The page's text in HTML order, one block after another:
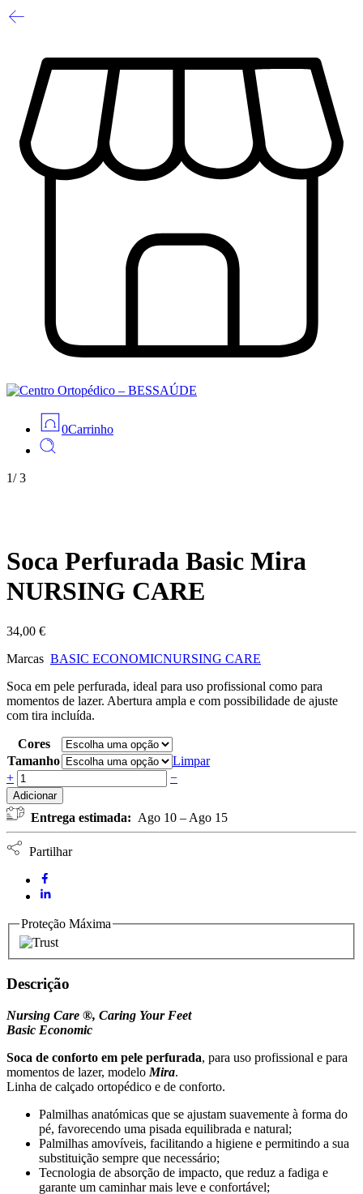
0Carrinho
1/3
Soca Perfurada Basic Mira
NURSING CARE
34,00 €
Marcas BASIC ECONOMICNURSING CARE
Soca em pele perfurada, ideal para uso profissional como para
momentos de lazer. Abertura ampla e com possibilidade de ajuste
com tira incluída.
Cores
Tamanho
Limpar
Soca
Perfurada
Basic
Mira
NURSING
CARE
+ −
Adicionar
Entrega estimada: Ago 10 – Ago 15
Partilhar
Proteção Máxima
Descrição
Nursing Care ®, Caring Your Feet
Basic Economic
Soca de conforto em pele perfurada, para uso profissional e para
momentos de lazer, modelo Mira.
Linha de calçado ortopédico e de conforto.
Palmilhas anatómicas que se ajustam suavemente à forma do
pé, favorecendo uma pisada equilibrada e natural;
Palmilhas amovíveis, facilitando a higiene e permitindo a sua
substituição sempre que necessário;
Tecnologia de absorção de impacto, que reduz a fadiga e
garante um caminhar mais leve e confortável;